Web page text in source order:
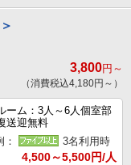
3,800円～
（消費税込4,180円～）
ム：3人～6人個室部
送迎無料
：
3名利用時
4,500～5,500円/人